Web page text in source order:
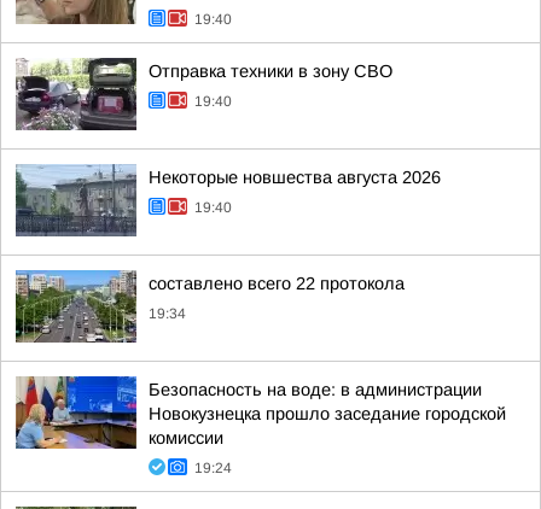
19:40
Отправка техники в зону СВО
19:40
Некоторые новшества августа 2026
19:40
составлено всего 22 протокола
19:34
Безопасность на воде: в администрации
Новокузнецка прошло заседание городской
комиссии
19:24